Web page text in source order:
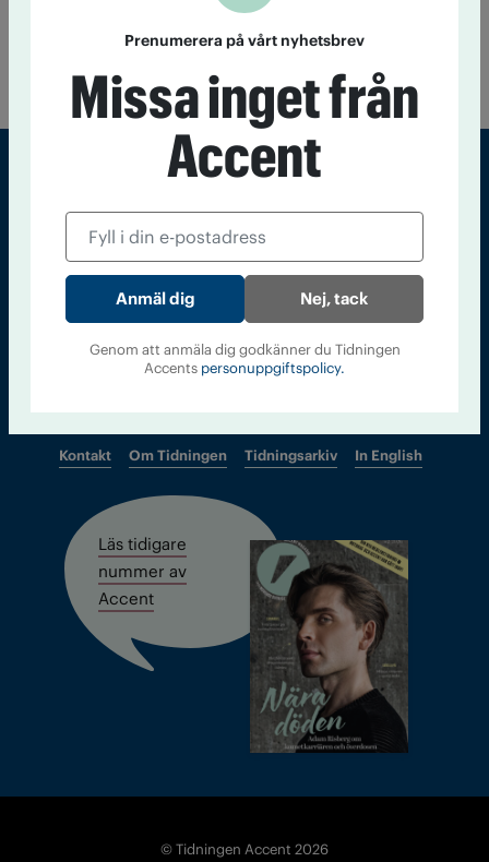
krigets Syrien och hamnat i en liten by i Västmanland?
Väntar, väntar, väntar på besked om familjen får stanna.
Fascineras över snön. Och blir lycklig över att få leka när
Junis kommer på besök.
Sveriges största tidning om droger och nykterhet
Tidningen Accent, A4, Bondegatan 21, 116 33 Stockholm
accent@iogt.se
barbro@a4.se.
Kontakt Om Tidningen Tidningsarkiv In English
Läs tidigare
nummer av
Accent
© Tidningen Accent 2026
Prenumerera på vårt nyhetsbrev
Missa inget från
Accent
Nej, tack
Genom att anmäla dig godkänner du Tidningen
Accents personuppgiftspolicy.